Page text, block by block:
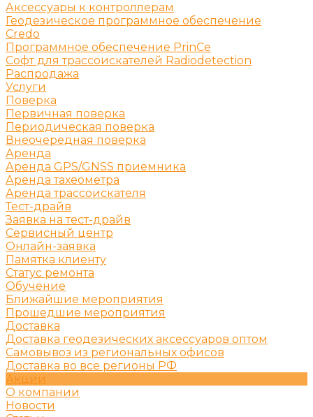
Аксессуары к контроллерам
Геодезическое программное обеспечение
Credo
Программное обеспечение PrinCe
Софт для трассоискателей Radiodetection
Распродажа
Услуги
Поверка
Первичная поверка
Периодическая поверка
Внеочередная поверка
Аренда
Аренда GPS/GNSS приемника
Аренда тахеометра
Аренда трассоискателя
Тест-драйв
Заявка на тест-драйв
Сервисный центр
Онлайн-заявка
Памятка клиенту
Статус ремонта
Обучение
Ближайшие мероприятия
Прошедшие мероприятия
Доставка
Доставка геодезических аксессуаров оптом
Самовывоз из региональных офисов
Доставка во все регионы РФ
Акции
О компании
Новости